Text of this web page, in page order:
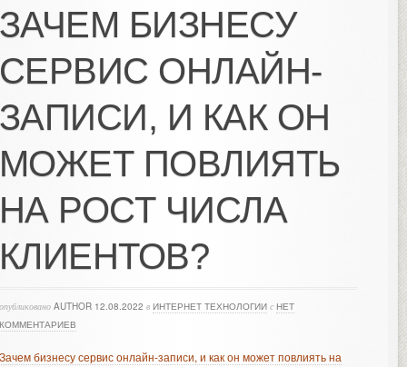
БИЗНЕСУ
ОНЛАЙН-
И КАК ОН
ПОВЛИЯТЬ
РОСТ ЧИСЛА
AUTHOR 12.08.2022 в ИНТЕРНЕТ ТЕХНОЛОГИИ с НЕТ
бизнесу сервис онлайн-записи, и как он может повлиять на